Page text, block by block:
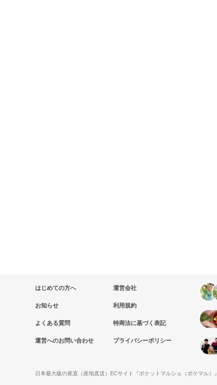
はじめての方へ
お知らせ
よくある質問
運営へのお問い合わせ
運営会社
利用規約
特商法に基づく表記
プライバシーポリシー
日本最大級の産直（産地直送）ECサイト『ポケットマルシェ（ポケマル）』